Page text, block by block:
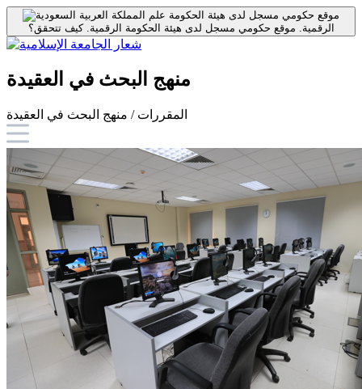
موقع حكومي مسجل لدى هيئة الحكومة
الرقمية. موقع حكومي مسجل لدى هيئة الحكومة الرقمية.كيف تتحقق؟
منهج البحث في العقيدة
المقررات / منهج البحث في العقيدة